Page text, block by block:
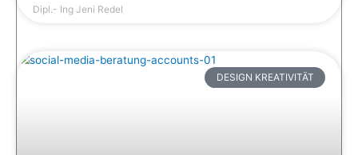
Dipl.- Ing Jeni Redel
DESIGN KREATIVITÄT